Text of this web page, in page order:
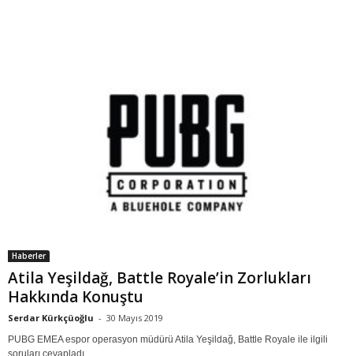
Haberler
Atila Yeşildağ, Battle Royale’in Zorlukları
Hakkında Konuştu
Serdar Kürkçüoğlu - 30 Mayıs 2019
PUBG EMEA espor operasyon müdürü Atila Yeşildağ, Battle Royale ile ilgili
soruları cevapladı.